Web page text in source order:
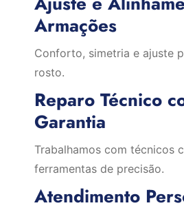
Armações
Conforto, simetria e ajuste
rosto.
Reparo Técnico
Garantia
Trabalhamos com técnicos
ferramentas de precisão.
Atendimento